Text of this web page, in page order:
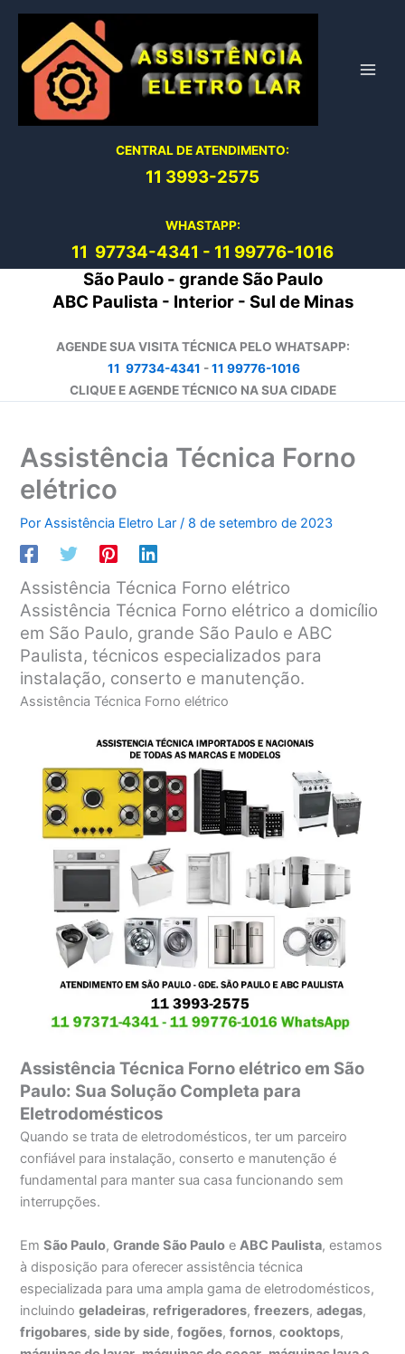
conteúdo
CENTRAL DE ATENDIMENTO:
11 3993-2575
WHASTAPP:
11 97734-4341 - 11 99776-1016
São Paulo - grande São Paulo
ABC Paulista - Interior - Sul de Minas
AGENDE SUA VISITA TÉCNICA PELO WHATSAPP:
11 97734-4341 -11 99776-1016
CLIQUE E AGENDE TÉCNICO NA SUA CIDADE
Assistência Técnica Forno
elétrico
PorAssistência Eletro Lar/ 8 de setembro de 2023
Assistência Técnica Forno elétrico
Assistência Técnica Forno elétrico a domicílio
em São Paulo, grande São Paulo e ABC
Paulista, técnicos especializados para
instalação, conserto e manutenção.
Assistência Técnica Forno elétrico
Assistência Técnica Forno elétrico em São
Paulo: Sua Solução Completa para
Eletrodomésticos
Quando se trata de eletrodomésticos, ter um parceiro
confiável para instalação, conserto e manutenção é
fundamental para manter sua casa funcionando sem
interrupções.
EmSão Paulo,Grande São Paulo eABC Paulista, estamos
à disposição para oferecer assistência técnica
especializada para uma ampla gama de eletrodomésticos,
incluindogeladeiras, refrigeradores,freezers,adegas,
frigobares,side by side,fogões,fornos,cooktops,